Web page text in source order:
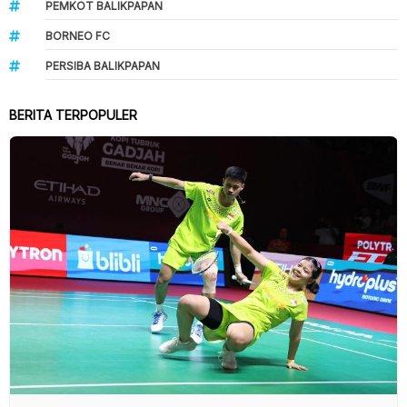
PEMKOT BALIKPAPAN
BORNEO FC
PERSIBA BALIKPAPAN
BERITA TERPOPULER